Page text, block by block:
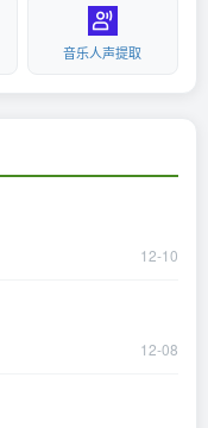
音乐人声提取
12-10
12-08